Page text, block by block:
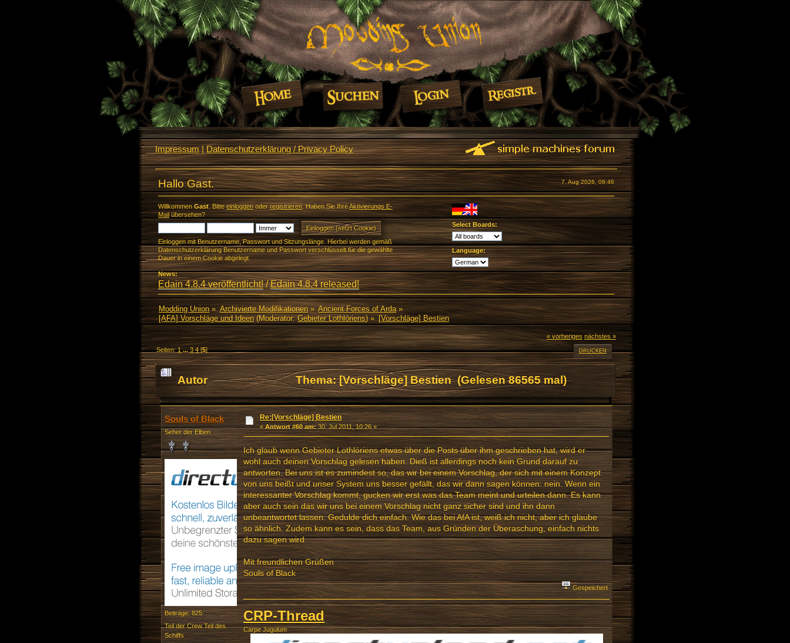
Impressum|Datenschutzerklärung / Privacy Policy
7. Aug 2026, 08:46
Hallo Gast.
Willkommen Gast. Bitte einloggenoderregistrieren. Haben Sie IhreAktivierungs E-
Mailübersehen?
Einloggen mit Benutzername, Passwort und Sitzungslänge. Hierbei werden gemäß
Datenschutzerklärung Benutzername und Passwort verschlüsselt für die gewählte
Dauer in einem Cookie abgelegt.
Select Boards:
Language:
News:
Edain 4.8.4 veröffentlicht!/Edain 4.8.4 released!
Modding Union» Archivierte Modifikationen» Ancient Forces of Arda»
[AFA] Vorschläge und Ideen(Moderator:Gebieter Lothlóriens) » [Vorschläge] Bestien
« vorheriges nächstes »
DRUCKEN
Seiten:1 ...3 4[5]
Autor Thema: [Vorschläge] Bestien (Gelesen 86565 mal)
Souls of Black
Seher der Elben
Beiträge: 825
Teil der Crew Teil des
Schiffs
Re:[Vorschläge] Bestien
«Antwort #60 am:30. Jul 2011, 10:26 »
Ich glaub wenn Gebieter Lothlóriens etwas über die Posts über ihm geschrieben hat, wird er
wohl auch deinen Vorschlag gelesen haben. Dieß ist allerdings noch kein Grund darauf zu
antworten. Bei uns ist es zumindest so, das wir bei einem Vorschlag, der sich mit einem Konzept
von uns beißt und unser System uns besser gefällt, das wir dann sagen können: nein. Wenn ein
interessanter Vorschlag kommt, gucken wir erst was das Team meint und urteilen dann. Es kann
aber auch sein das wir uns bei einem Vorschlag nicht ganz sicher sind und ihn dann
unbeantwortet lassen. Gedulde dich einfach. Wie das bei AfA ist, weiß ich nicht, aber ich glaube
so ähnlich. Zudem kann es sein, dass das Team, aus Gründen der Überaschung, einfach nichts
dazu sagen wird.
Mit freundlichen Grüßen
Souls of Black
Gespeichert
CRP-Thread
Carpe Jugulum